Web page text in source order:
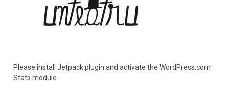
Please install Jetpack plugin and activate the WordPress.com
Stats module.